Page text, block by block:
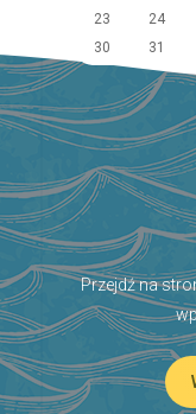
23
24
30
31
Przejdź na